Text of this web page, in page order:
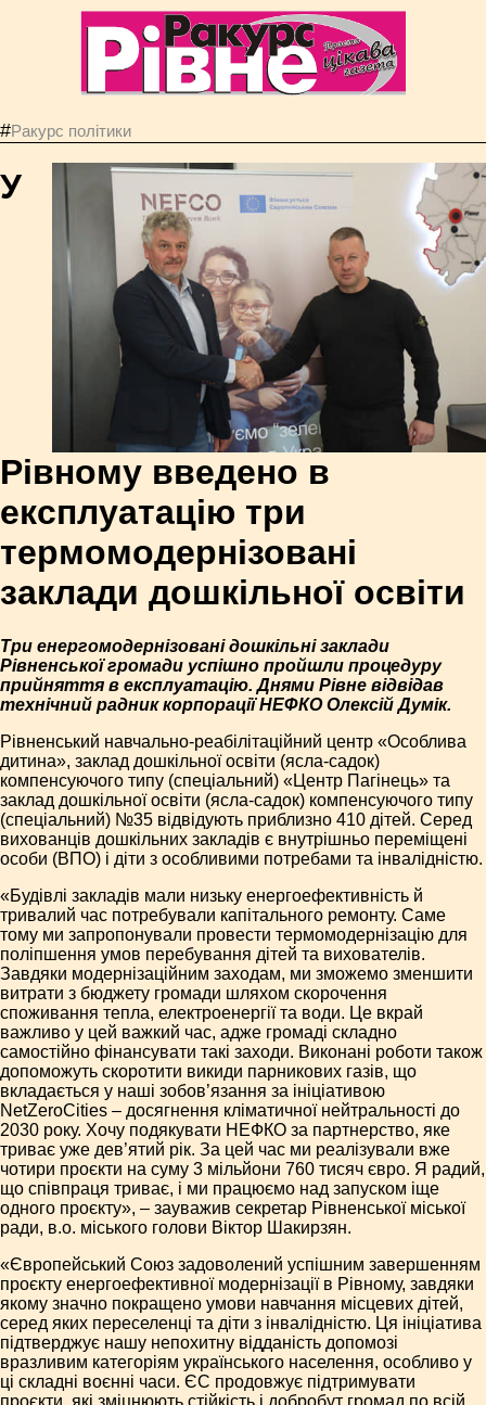
#Ракурс політики
У
Рівному введено в
експлуатацію три
термомодернізовані
заклади дошкільної освіти
Три енергомодернізовані дошкільні заклади
Рівненської громади успішно пройшли процедуру
прийняття в експлуатацію. Днями Рівне відвідав
технічний радник корпорації НЕФКО Олексій Думік.
Рівненський навчально-реабілітаційний центр «Особлива
дитина», заклад дошкільної освіти (ясла-садок)
компенсуючого типу (спеціальний) «Центр Пагінець» та
заклад дошкільної освіти (ясла-садок) компенсуючого типу
(спеціальний) №35 відвідують приблизно 410 дітей. Серед
вихованців дошкільних закладів є внутрішньо переміщені
особи (ВПО) і діти з особливими потребами та інвалідністю.
«Будівлі закладів мали низьку енергоефективність й
тривалий час потребували капітального ремонту. Саме
тому ми запропонували провести термомодернізацію для
поліпшення умов перебування дітей та вихователів.
Завдяки модернізаційним заходам, ми зможемо зменшити
витрати з бюджету громади шляхом скорочення
споживання тепла, електроенергії та води. Це вкрай
важливо у цей важкий час, адже громаді складно
самостійно фінансувати такі заходи. Виконані роботи також
допоможуть скоротити викиди парникових газів, що
вкладається у наші зобов’язання за ініціативою
NetZeroCities – досягнення кліматичної нейтральності до
2030 року. Хочу подякувати НЕФКО за партнерство, яке
триває уже дев’ятий рік. За цей час ми реалізували вже
чотири проєкти на суму 3 мільйони 760 тисяч євро. Я радий,
що співпраця триває, і ми працюємо над запуском іще
одного проєкту», – зауважив секретар Рівненської міської
ради, в.о. міського голови Віктор Шакирзян.
«Європейський Союз задоволений успішним завершенням
проєкту енергоефективної модернізації в Рівному, завдяки
якому значно покращено умови навчання місцевих дітей,
серед яких переселенці та діти з інвалідністю. Ця ініціатива
підтверджує нашу непохитну відданість допомозі
вразливим категоріям українського населення, особливо у
ці складні воєнні часи. ЄС продовжує підтримувати
проєкти, які зміцнюють стійкість і добробут громад по всій